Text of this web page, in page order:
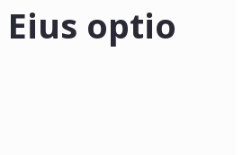
optio